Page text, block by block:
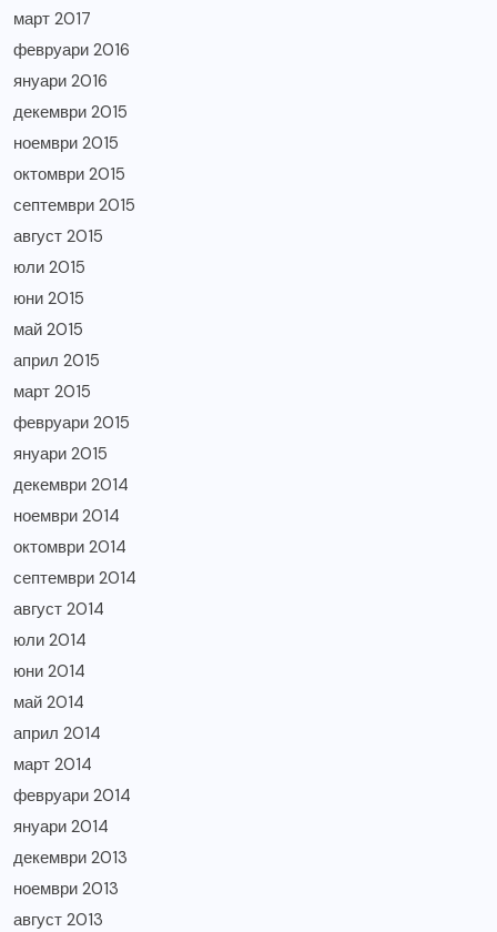
март 2017
февруари 2016
януари 2016
декември 2015
ноември 2015
октомври 2015
септември 2015
август 2015
юли 2015
юни 2015
май 2015
април 2015
март 2015
февруари 2015
януари 2015
декември 2014
ноември 2014
октомври 2014
септември 2014
август 2014
юли 2014
юни 2014
май 2014
април 2014
март 2014
февруари 2014
януари 2014
декември 2013
ноември 2013
август 2013